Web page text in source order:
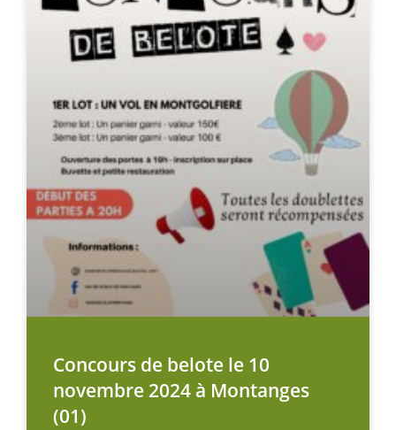
Concours de belote le 10
novembre 2024 à Montanges
(01)